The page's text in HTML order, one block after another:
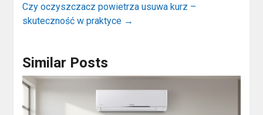
Czy oczyszczacz powietrza usuwa kurz –
skuteczność w praktyce →
Similar Posts